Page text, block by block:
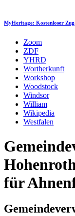
MyHeritage: Kostenloser
Zoom
ZDF
YHRD
Wortherkunft
Workshop
Woodstock
Windsor
William
Wikipedia
Westfalen
für